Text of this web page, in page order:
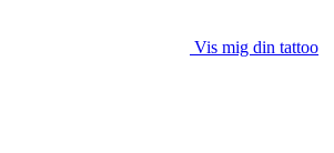
Vis mig din tattoo